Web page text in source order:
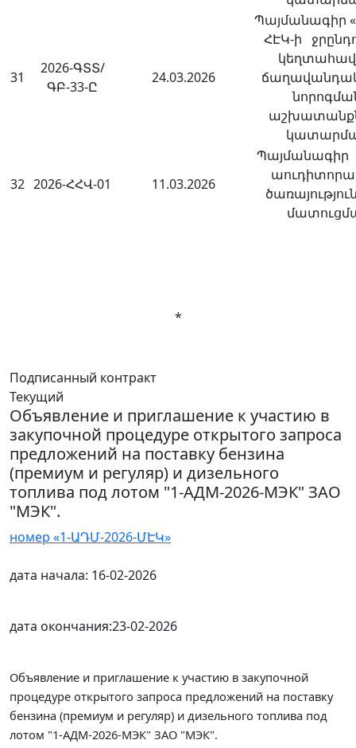
31
2026-ԳՏՏ/
ԳԲ-33-Ը
24.03.2026
Պայմանագիր
ՀԷԿ-ի
32 2026-ՀՀՎ-01 11.03.2026
Պայմանագիր
*
Подписанный контракт
Текущий
Объявление и приглашение к участию в
закупочной процедуре открытого запроса
предложений на поставку бензина
(премиум и регуляр) и дизельного
топлива под лотом "1-АДМ-2026-МЭК" ЗАО
"МЭК".
номер «1-ԱԴՄ-2026-ՄԷԿ»
дата начала: 16-02-2026
дата окончания:23-02-2026
Объявление и приглашение к участию в закупочной
процедуре открытого запроса предложений на поставку
бензина (премиум и регуляр) и дизельного топлива под
лотом "1-АДМ-2026-МЭК" ЗАО "МЭК".